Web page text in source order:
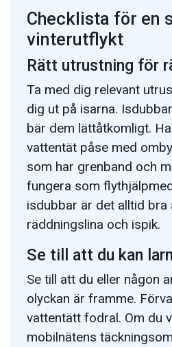
Checklista för en
vinterutflykt
Rätt utrustning för
Ta med dig relevant
dig ut på isarna.
bär dem lättåtkomligt.
vattentät påse med
som har grenband och
fungera som
isdubbar är det alltid
räddningslina och ispik.
Se till att du kan
Se till att du eller någon
olyckan är framme.
vattentätt fodral. Om du
mobilnätens